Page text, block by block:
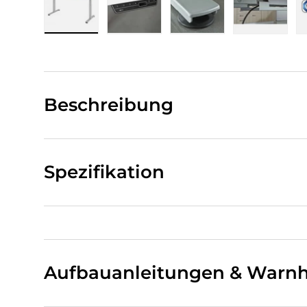
Beschreibung
Spezifikation
Aufbauanleitungen &